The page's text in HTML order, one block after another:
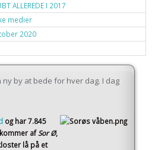
ALLEREDE I 2017
medier
2020
by at bede for hver dag. I dag
og har 7.845
af Sor Ø,
lå på et